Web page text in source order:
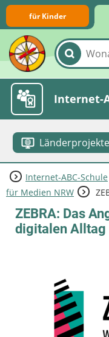
für Kinder
Internet-
Länderprojekte
Aktuelles
Internet-ABC-Schule
für Medien NRW
ZEBRA: Das
digitalen Alltag